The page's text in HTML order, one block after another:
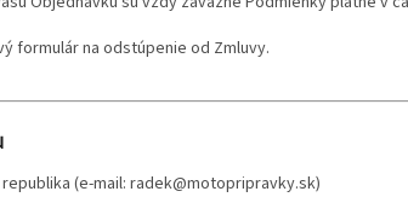
formulár na odstúpenie od Zmluvy.
republika (e-mail: radek@motopripravky.sk)